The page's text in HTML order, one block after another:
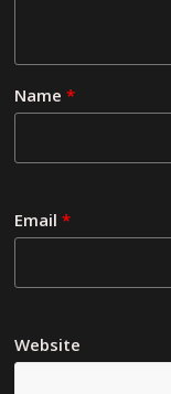
Name*
Email*
Website